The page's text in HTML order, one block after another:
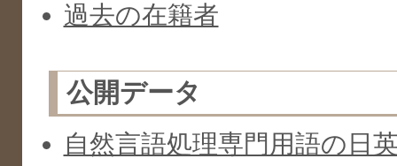
過去の在籍者
公開データ
自然言語処理専門用語の日